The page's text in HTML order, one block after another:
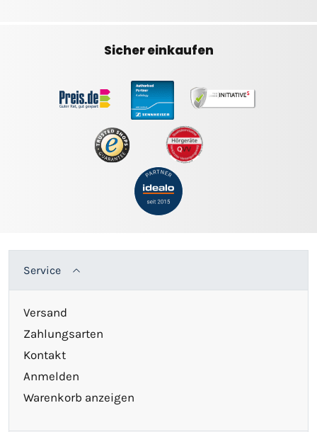
Sicher einkaufen
Service
Versand
Zahlungsarten
Kontakt
Anmelden
Warenkorb anzeigen